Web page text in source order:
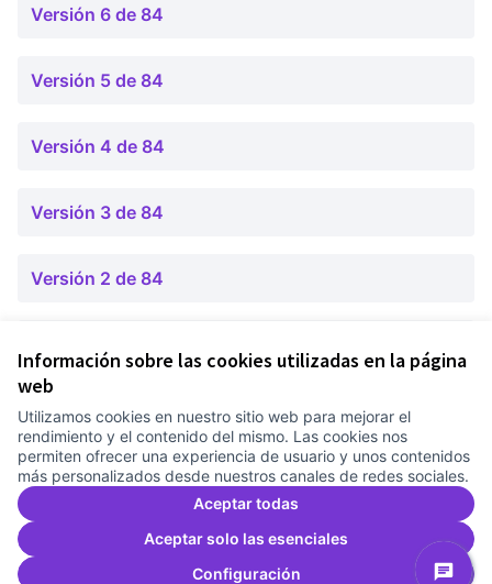
Información sobre las cookies utilizadas en la página
web
Utilizamos cookies en nuestro sitio web para mejorar el
rendimiento y el contenido del mismo. Las cookies nos
permiten ofrecer una experiencia de usuario y unos contenidos
más personalizados desde nuestros canales de redes sociales.
Aceptar todas
Aceptar solo las esenciales
Configuración
Versión 6 de 84
Versión 5 de 84
Versión 4 de 84
Versión 3 de 84
Versión 2 de 84
Términos y condiciones de uso
Configuración de cookies
Comunitat Canòdrom en Facebook
(Link extern)
Comunitat Canòdrom en Instagram
(Link extern)
Comunitat Canòdrom en YouTube
(Link extern)
Castellano
Triar la llenguaElegir el idiomaChoose language
(Link extern)